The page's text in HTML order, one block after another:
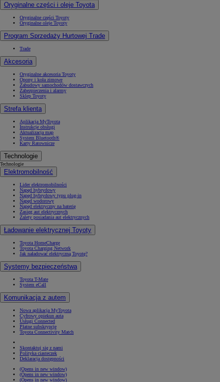
Oryginalne części i oleje Toyota
Oryginalne części Toyoty
Oryginalne oleje Toyoty
Program Sprzedaży Hurtowej Trade
Trade
Akcesoria
Oryginalne akcesoria Toyoty
Opony i koła zimowe
Zabudowy samochodów dostawczych
Zabezpieczenia i alarmy
Sklep Toyoty
Strefa klienta
Aplikacja MyToyota
Instrukcje obsługi
Aktualizacja map
System Bluetooth®
Karty Ratownicze
Technologie
Technologie
Elektromobilność
Lider elektromobilności
Napęd hybrydowy
Napęd hybrydowy typu plug-in
Napęd wodorowy
Napęd elektryczny na baterię
Zasięg aut elektrycznych
Zalety posiadania aut elektrycznych
Ładowanie elektrycznej Toyoty
Toyota HomeCharge
Toyota Charging Network
Jak naładować elektryczną Toyotę?
Systemy bezpieczeństwa
Toyota T-Mate
System eCall
Komunikacja z autem
Nowa aplikacja MyToyota
Cyfrowy opiekun auta
Usługi Connected
Płatne subskrypcje
Toyota Connectivity Match
Skontaktuj się z nami
Polityka ciasteczek
Deklaracja dostępności
(Opens in new window)
(Opens in new window)
(Opens in new window)